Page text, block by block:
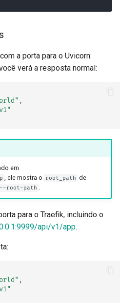
a porta para o Uvicorn:
verá a resposta normal:
,
em
, ele mostra o root_path de
--root-path
para o Traefik, incluindo o
api/v1/app.
,